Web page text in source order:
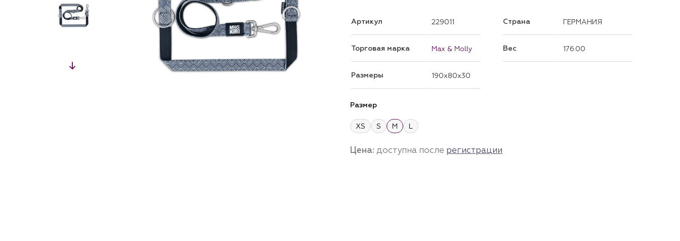
Артикул 229011
Торговая марка Max & Molly
Размеры 190x80x30
Страна ГЕРМАНИЯ
Вес 176.00
Размер
XS S M L
Цена: доступна после регистрации